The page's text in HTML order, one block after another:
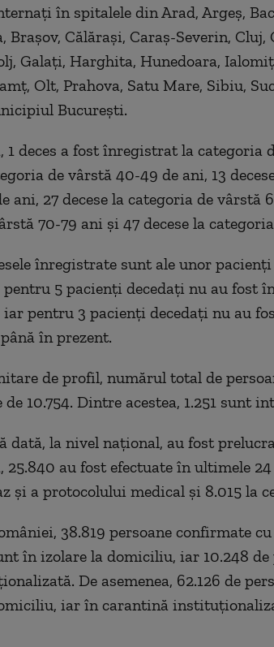
în spitalele din Arad, Argeș,
Brașov, Călărași, Caraș-Severin, Cluj,
Galați, Harghita, Hunedoara,
Olt, Prahova, Satu Mare, Sibiu,
București.
1 deces a fost înregistrat la categoria
de vârstă 40-49 de ani, 13
ani, 27 decese la categoria de vârstă
70-79 ani și 47 decese la
înregistrate sunt ale unor
5 pacienți decedați nu au fost
pentru 3 pacienți decedați nu au
în prezent.
de profil, numărul total de
de 10.754. Dintre acestea, 1.251 sunt
dată, la nivel național, au fost
25.840 au fost efectuate în ultimele 24
și a protocolului medical și 8.015 la
38.819 persoane confirmate
în izolare la domiciliu, iar 10.248 de
De asemenea, 62.126 de
iar în carantină